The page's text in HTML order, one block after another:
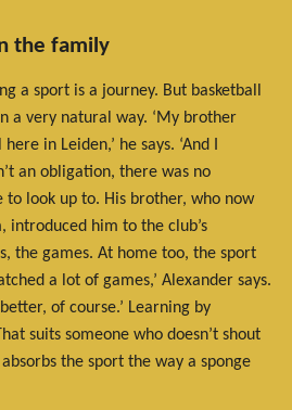
the family
a sport is a journey. But basketball
a very natural way. ‘My brother
in Leiden,’ he says. ‘And I
an obligation, there was no
to look up to. His brother, who now
introduced him to the club’s
the games. At home too, the sport
a lot of games,’ Alexander says.
of course.’ Learning by
suits someone who doesn’t shout
the sport the way a sponge